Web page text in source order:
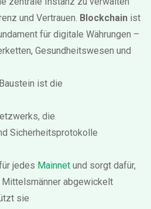
und Vertrauen. Blockchain ist
für digitale Währungen –
Gesundheitswesen und
ist die
die
Sicherheitsprotokolle
jedes Mainnet und sorgt dafür,
abgewickelt
sie